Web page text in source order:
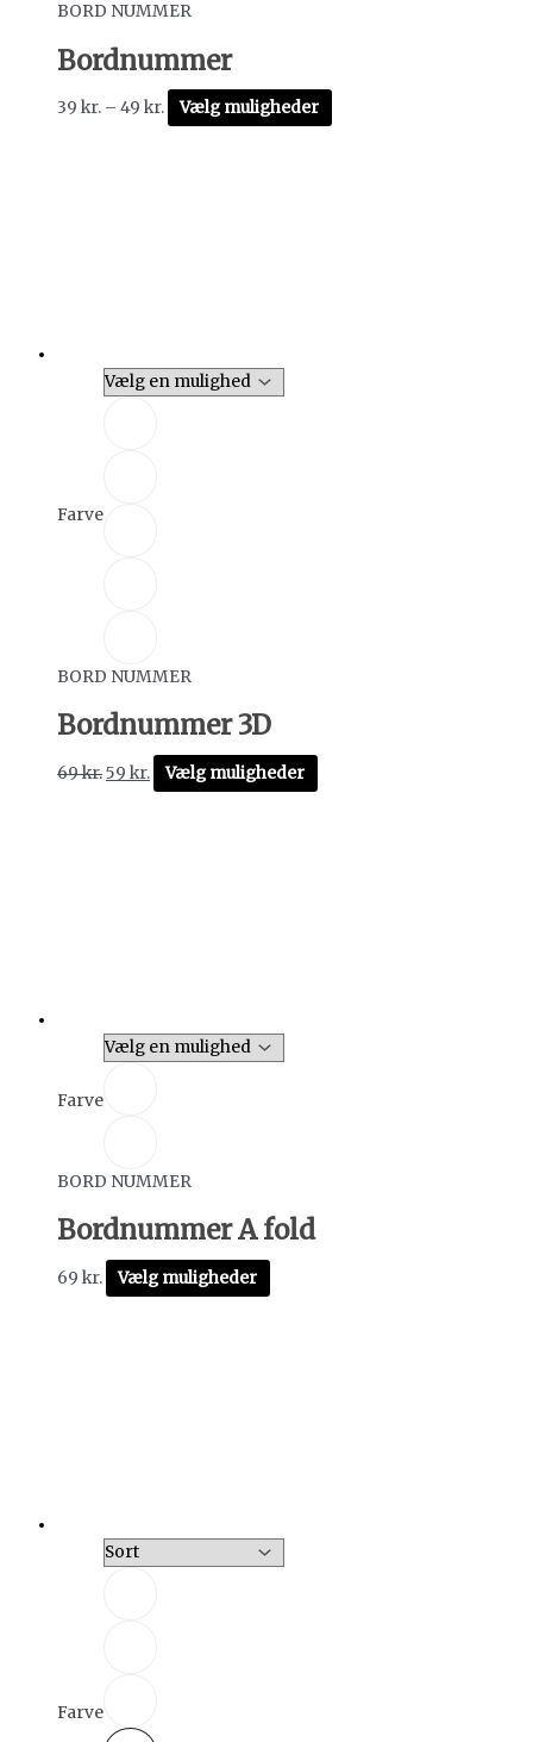
BORD NUMMER
Bordnummer
39 kr. – 49 kr. Vælg muligheder
Farve
BORD NUMMER
Bordnummer 3D
69kr.59 kr. Vælg muligheder
Farve
BORD NUMMER
Bordnummer A fold
69 kr. Vælg muligheder
Farve